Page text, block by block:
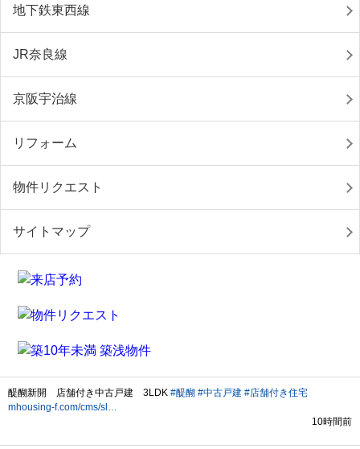
地下鉄東西線
JR奈良線
京阪宇治線
リフォーム
物件リクエスト
サイトマップ